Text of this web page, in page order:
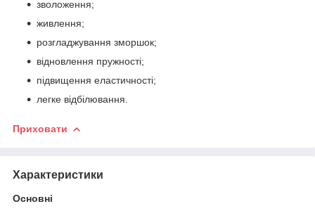
зволоження;
живлення;
розгладжування зморшок;
відновлення пружності;
підвищення еластичності;
легке відбілювання.
Приховати
Характеристики
Основні